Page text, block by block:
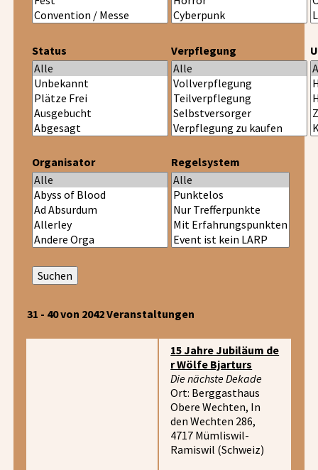
Status Verpflegung
Organisator Regelsystem
31 - 40 von 2042 Veranstaltungen
15 Jahre Jubiläum de
r Wölfe Bjarturs
Die nächste Dekade
Ort: Berggasthaus
Obere Wechten, In
den Wechten 286,
4717 Mümliswil-
Ramiswil (Schweiz)